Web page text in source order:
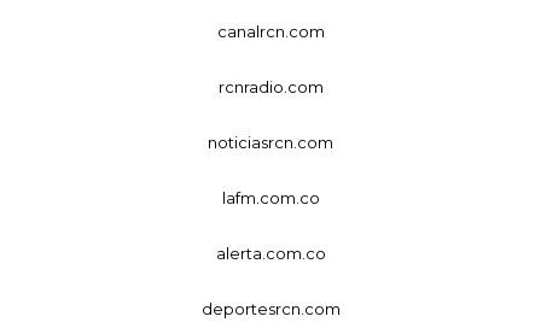
canalrcn.com
rcnradio.com
noticiasrcn.com
lafm.com.co
alerta.com.co
deportesrcn.com